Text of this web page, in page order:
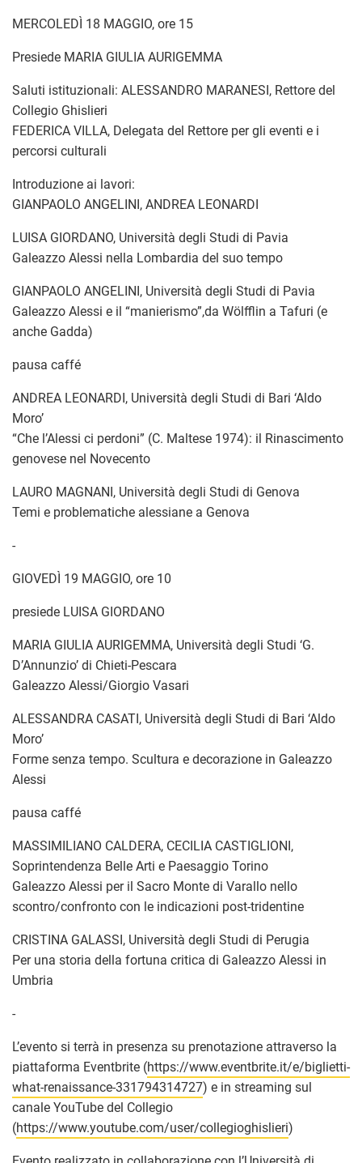
MERCOLEDÌ 18 MAGGIO, ore 15
Presiede MARIA GIULIA AURIGEMMA
Saluti istituzionali: ALESSANDRO MARANESI, Rettore del
Collegio Ghislieri
FEDERICA VILLA, Delegata del Rettore per gli eventi e i
percorsi culturali
Introduzione ai lavori:
GIANPAOLO ANGELINI, ANDREA LEONARDI
LUISA GIORDANO, Università degli Studi di Pavia
Galeazzo Alessi nella Lombardia del suo tempo
GIANPAOLO ANGELINI, Università degli Studi di Pavia
Galeazzo Alessi e il “manierismo”,da Wölfflin a Tafuri (e
anche Gadda)
pausa caffé
ANDREA LEONARDI, Università degli Studi di Bari ‘Aldo
Moro’
“Che l’Alessi ci perdoni” (C. Maltese 1974): il Rinascimento
genovese nel Novecento
LAURO MAGNANI, Università degli Studi di Genova
Temi e problematiche alessiane a Genova
-
GIOVEDÌ 19 MAGGIO, ore 10
presiede LUISA GIORDANO
MARIA GIULIA AURIGEMMA, Università degli Studi ‘G.
D’Annunzio’ di Chieti-Pescara
Galeazzo Alessi/Giorgio Vasari
ALESSANDRA CASATI, Università degli Studi di Bari ‘Aldo
Moro’
Forme senza tempo. Scultura e decorazione in Galeazzo
Alessi
pausa caffé
MASSIMILIANO CALDERA, CECILIA CASTIGLIONI,
Soprintendenza Belle Arti e Paesaggio Torino
Galeazzo Alessi per il Sacro Monte di Varallo nello
scontro/confronto con le indicazioni post-tridentine
CRISTINA GALASSI, Università degli Studi di Perugia
Per una storia della fortuna critica di Galeazzo Alessi in
Umbria
-
L’evento si terrà in presenza su prenotazione attraverso la
piattaforma Eventbrite (https://www.eventbrite.it/e/biglietti-
what-renaissance-331794314727) e in streaming sul
canale YouTube del Collegio
(https://www.youtube.com/user/collegioghislieri)